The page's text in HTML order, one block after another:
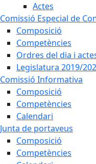
Actes
Comissió Especial de
Composició
Competències
Ordres del dia i
Legislatura 2019/
Comissió Informativa
Composició
Competències
Calendari
Junta de portaveus
Composició
Competències